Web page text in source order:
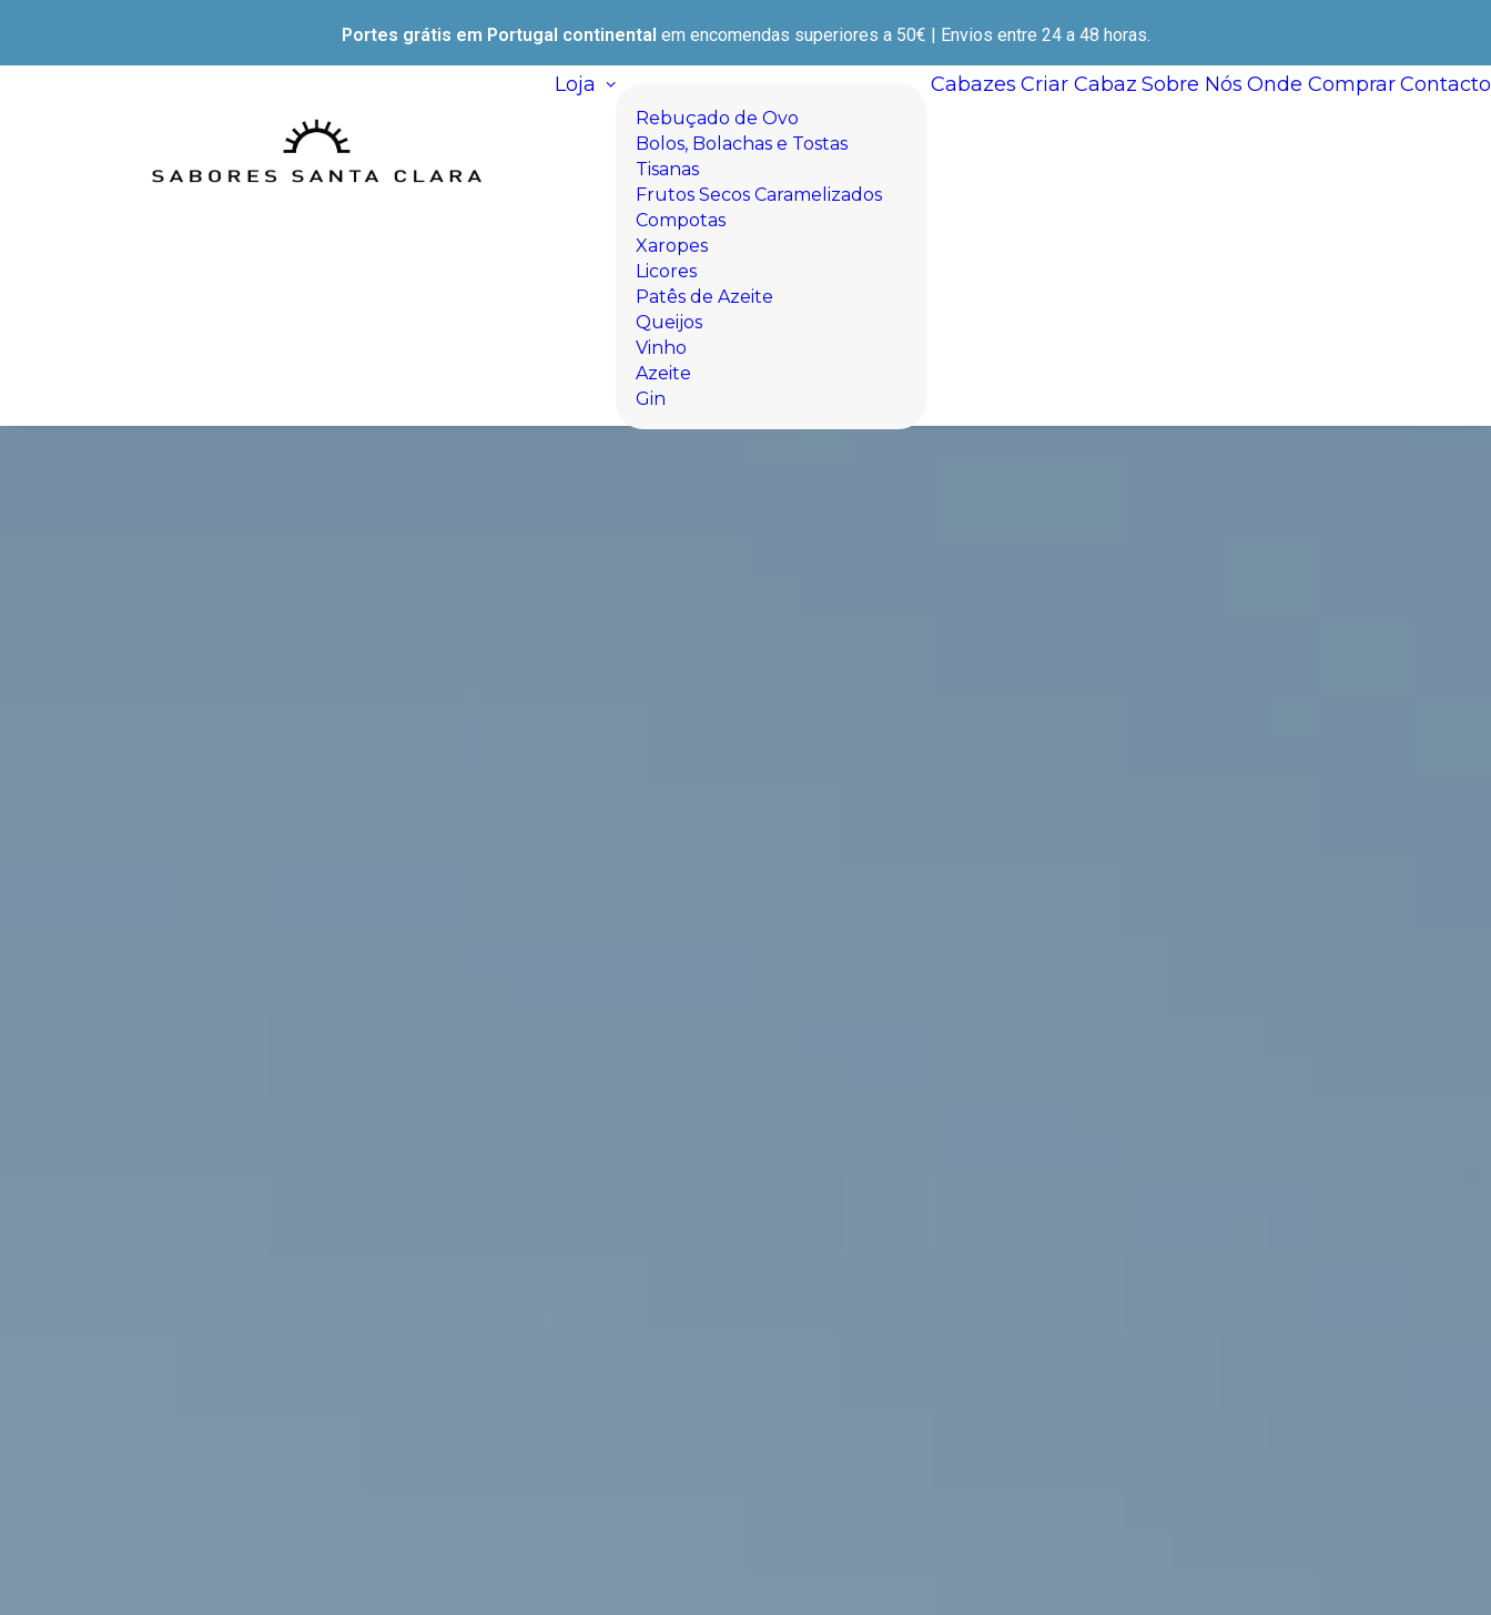
Portes grátis em Portugal continental em encomendas superiores a 50€ | Envios entre 24 a 48 horas.
Loja
Rebuçado de Ovo
Bolos, Bolachas e Tostas
Tisanas
Frutos Secos Caramelizados
Compotas
Xaropes
Licores
Patês de Azeite
Queijos
Vinho
Azeite
Gin
Cabazes Criar Cabaz Sobre Nós Onde Comprar